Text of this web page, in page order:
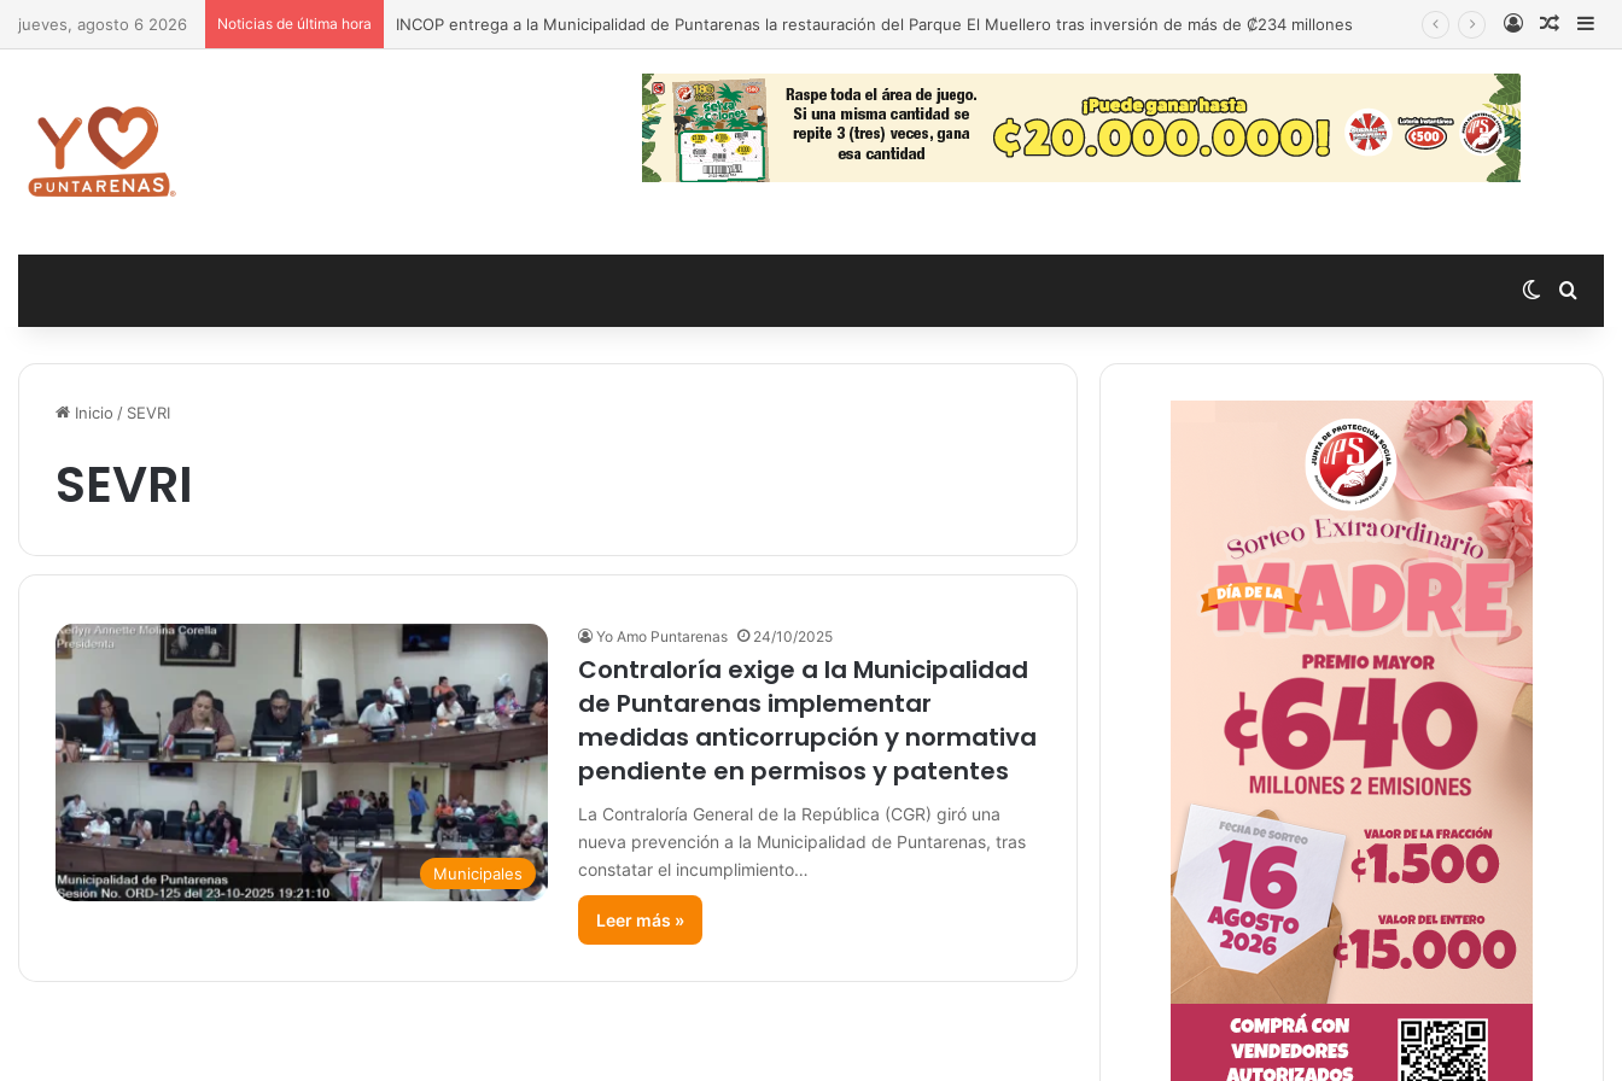
jueves, agosto 6 2026 Noticias de última hora INCOP entrega a la Municipalidad de Puntarenas la restauración del Parque El Muellero tras inversión de más de ₡234 millones Acceso
Switch
Inicio / SEVRI
SEVRI
Municipales
Yo Amo Puntarenas 24/10/2025
Contraloría exige a la Municipalidad
de Puntarenas implementar
medidas anticorrupción y normativa
pendiente en permisos y patentes
La Contraloría General de la República (CGR) giró una
nueva prevención a la Municipalidad de Puntarenas, tras
constatar el incumplimiento…
Leer más »